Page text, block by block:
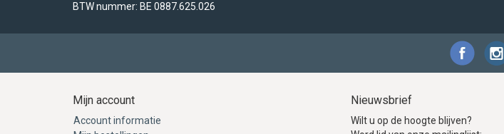
BTW nummer: BE 0887.625.026
Mijn account
Account informatie
Nieuwsbrief
Wilt u op de hoogte blijven?